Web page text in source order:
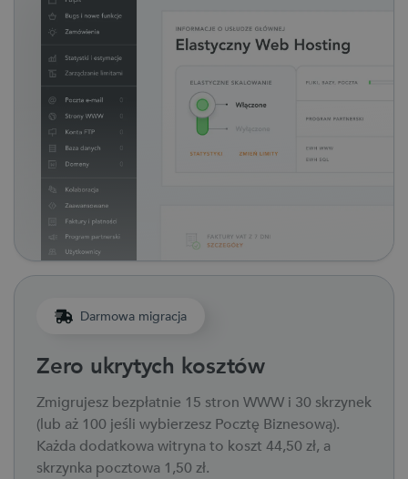
Darmowa migracja
Zero ukrytych kosztów
Zmigrujesz bezpłatnie 15 stron WWW i 30 skrzynek
(lub aż 100 jeśli wybierzesz Pocztę Biznesową).
Każda dodatkowa witryna to koszt 44,50 zł, a
skrzynka pocztowa 1,50 zł.